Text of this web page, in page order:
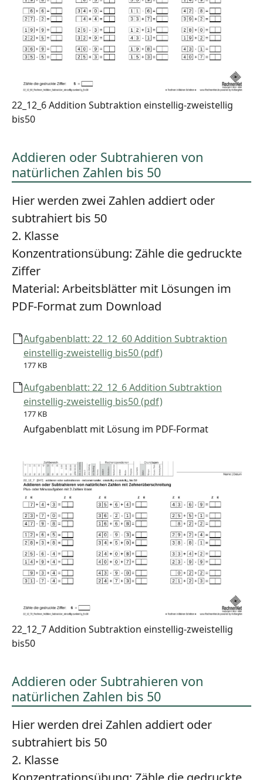
22_12_6 Addition Subtraktion einstellig-zweistellig
bis50
Addieren oder Subtrahieren von
natürlichen Zahlen bis 50
Hier werden zwei Zahlen addiert oder
subtrahiert bis 50
2. Klasse
Konzentrationsübung: Zähle die gedruckte
Ziffer
Material: Arbeitsblätter mit Lösungen im
PDF-Format zum Download
Aufgabenblatt: 22_12_60 Addition Subtraktion
einstellig-zweistellig bis50 (pdf)
177 KB
Aufgabenblatt: 22_12_6 Addition Subtraktion
einstellig-zweistellig bis50 (pdf)
177 KB
Aufgabenblatt mit Lösung im PDF-Format
22_12_7 Addition Subtraktion einstellig-zweistellig
bis50
Addieren oder Subtrahieren von
natürlichen Zahlen bis 50
Hier werden drei Zahlen addiert oder
subtrahiert bis 50
2. Klasse